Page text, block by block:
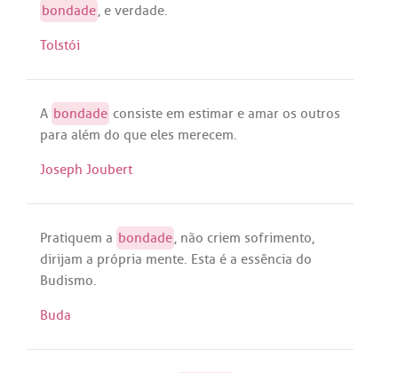
bondade, e verdade.
Tolstói
A bondade consiste em estimar e amar os outros
para além do que eles merecem.
Joseph Joubert
Pratiquem a bondade, não criem sofrimento,
dirijam a própria mente. Esta é a essência do
Budismo.
Buda